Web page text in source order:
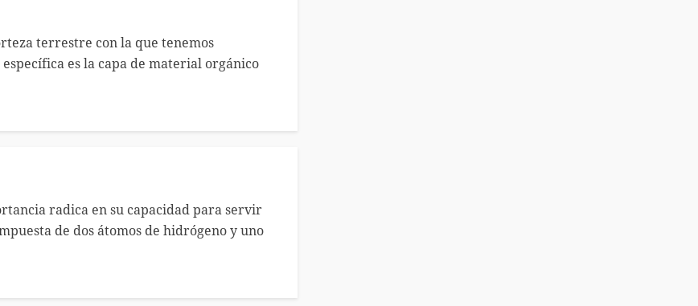
terrestre con la que tenemos
es la capa de material orgánico
radica en su capacidad para servir
de dos átomos de hidrógeno y uno